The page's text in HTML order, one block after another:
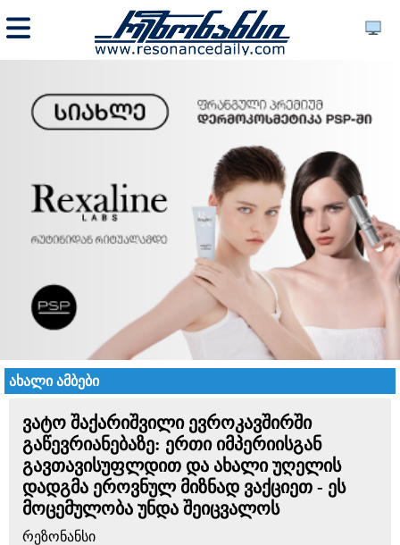
ახალი ამბები
ვატო შაქარიშვილი ევროკავშირში
გაწევრიანებაზე: ერთი იმპერიისგან
გავთავისუფლდით და ახალი უღელის
დადგმა ეროვნულ მიზნად ვაქციეთ - ეს
მოცემულობა უნდა შეიცვალოს
რეზონანსი